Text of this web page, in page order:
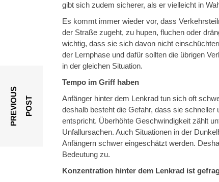
gibt sich zudem sicherer, als er vielleicht in
Es kommt immer wieder vor, dass
der Straße zugeht, zu hupen, fluchen oder
wichtig, dass sie sich davon nicht
der Lernphase und dafür sollten die übrigen
in der gleichen Situation.
Tempo im Griff haben
Anfänger hinter dem Lenkrad tun sich oft
deshalb besteht die Gefahr, dass sie
entspricht. Überhöhte Geschwindigkeit zählt
Unfallursachen. Auch Situationen in der
Anfängern schwer eingeschätzt werden.
Bedeutung zu.
Konzentration hinter dem Lenkrad ist
P
R
E
V
I
O
U
S
P
O
S T